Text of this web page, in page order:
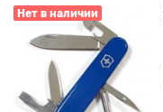
Нет в наличии